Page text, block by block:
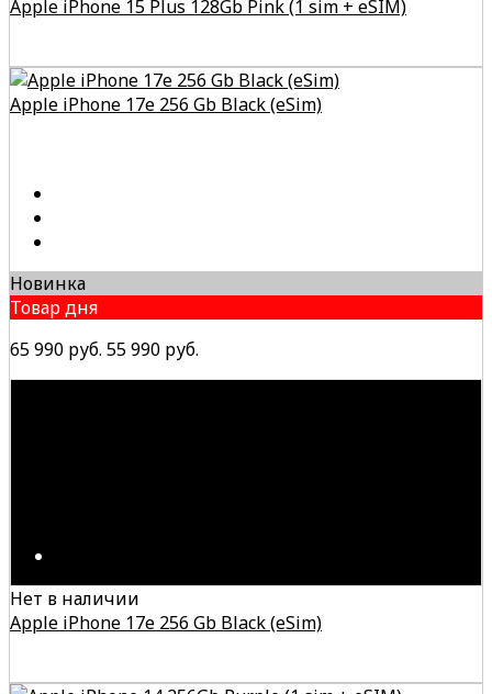
Apple iPhone 15 Plus 128Gb Pink (1 sim + eSIM)
Apple iPhone 17e 256 Gb Black (eSim)
Новинка
Товар дня
65 990 руб. 55 990 руб.
Нет в наличии
Apple iPhone 17e 256 Gb Black (eSim)